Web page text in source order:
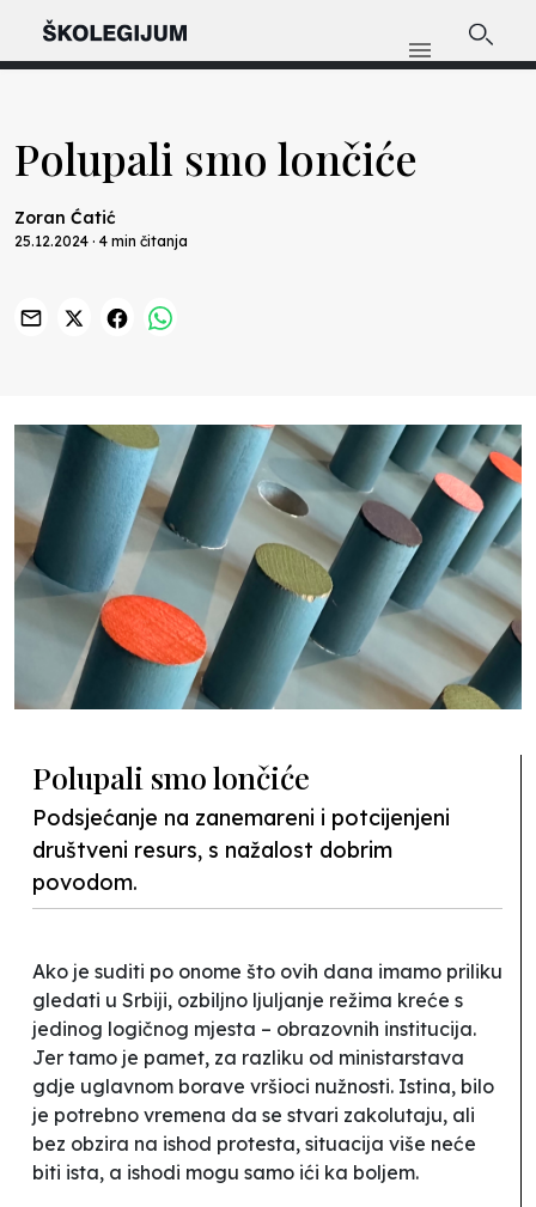
Polupali smo lončiće
Zoran Ćatić
25.12.2024 · 4 min čitanja
Polupali smo lončiće
Podsjećanje na zanemareni i potcijenjeni
društveni resurs, s nažalost dobrim
povodom.
Ako je suditi po onome što ovih dana imamo priliku
gledati u Srbiji, ozbiljno ljuljanje režima kreće s
jedinog logičnog mjesta – obrazovnih institucija.
Jer tamo je pamet, za razliku od ministarstava
gdje uglavnom borave vršioci nužnosti. Istina, bilo
je potrebno vremena da se stvari zakolutaju, ali
bez obzira na ishod protesta, situacija više neće
biti ista, a ishodi mogu samo ići ka boljem.